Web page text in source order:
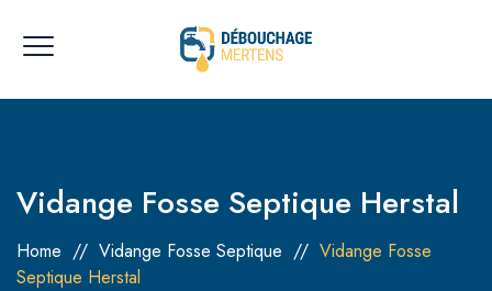
Vidange Fosse Septique Herstal
Home // Vidange Fosse Septique // Vidange Fosse
Septique Herstal